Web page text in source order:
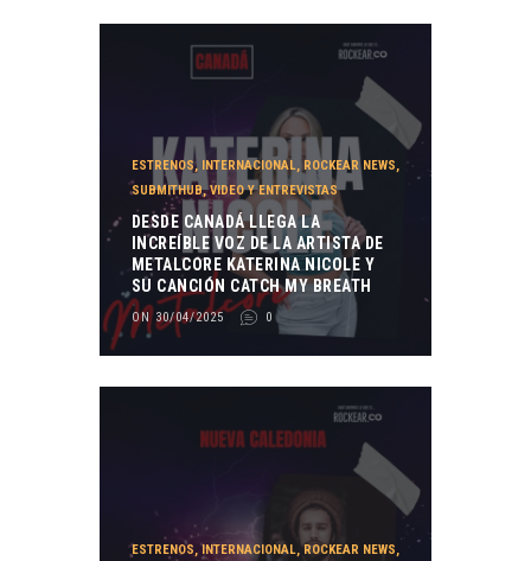
ESTRENOS, INTERNACIONAL ROCKEAR NEWS
SUBMITHUB,VIDEO Y ENTREVISTAS
DESDE CANADÁ LLEGA LA
INCREÍBLE VOZ DE LA ARTISTA DE
METALCORE KATERINA NICOLE Y
SU CANCIÓN CATCH MY BREATH
ON 30/04/2025 0
ESTRENOS ,INTERNACIONAL ,ROCKEAR NEWS